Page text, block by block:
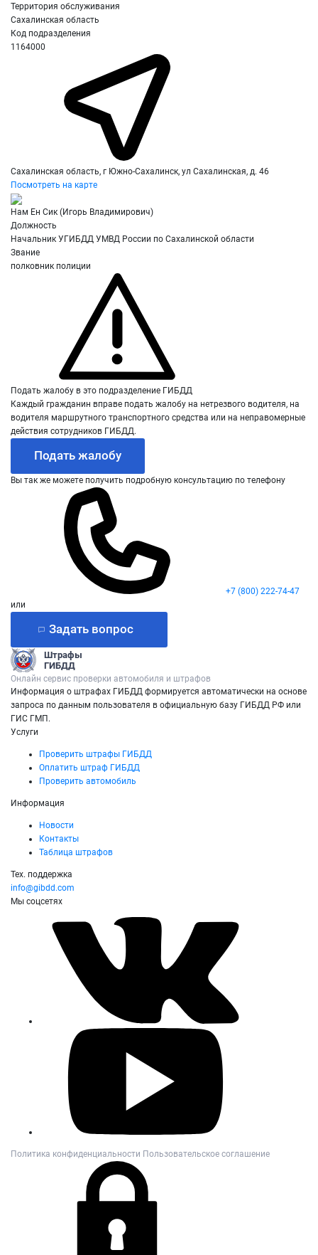
Территория обслуживания
Сахалинская область
Код подразделения
1164000
Сахалинская область, г Южно-Сахалинск, ул Сахалинская, д. 46
Посмотреть на карте
Нам Ен Сик (Игорь Владимирович)
Должность
Начальник УГИБДД УМВД России по Сахалинской области
Звание
полковник полиции
Подать жалобу в это подразделение ГИБДД
Каждый гражданин вправе подать жалобу на нетрезвого водителя, на
водителя маршрутного транспортного средства или на неправомерные
действия сотрудников ГИБДД.
Подать жалобу
Вы так же можете получить подробную консультацию по телефону
+7 (800) 222-74-47
или
Задать вопрос
Штрафы
ГИБДД
Онлайн сервис проверки автомобиля и штрафов
Информация о штрафах ГИБДД формируется автоматически на основе
запроса по данным пользователя в официальную базу ГИБДД РФ или
ГИС ГМП.
Услуги
Проверить штрафы ГИБДД
Оплатить штраф ГИБДД
Проверить автомобиль
Информация
Новости
Контакты
Таблица штрафов
Тех. поддержка
info@gibdd.com
Мы соцсетях
Политика конфиденциальности Пользовательское соглашение